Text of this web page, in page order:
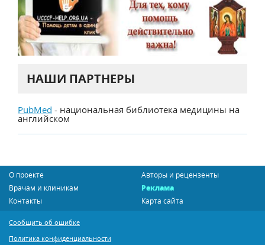
НАШИ ПАРТНЕРЫ
PubMed - национальная библиотека медицины на
английском
О проекте
Авторы и рецензенты
Врачам и клиникам
Реклама
Контакты
Карта сайта
Сообщить об ошибке
Политика конфиденциальности